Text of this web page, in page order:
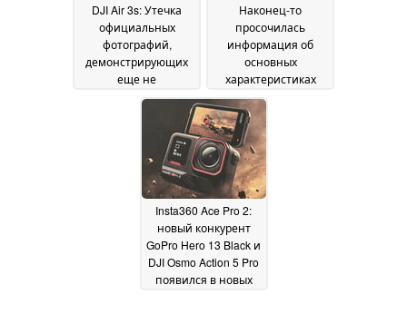
DJI Air 3s: Утечка
официальных
фотографий,
демонстрирующих
еще не
представленный
дрон, а также новая
дата запуска и
снижение цены05
October 2024
Наконец-то
просочилась
информация об
основных
характеристиках
Insta360 Ace Pro 2:
Соперник экшн-
камер GoPro и DJI
будет оснащен 50-
мегапиксельным
сенсором, 5-нм
чипом
искусственного
интеллекта и 2-
кратным цифровым
зумом26 September 2024
Insta360 Ace Pro 2:
новый конкурент
GoPro Hero 13 Black и
DJI Osmo Action 5 Pro
появился в новых